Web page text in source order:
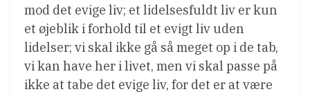
mod det evige liv; et lidelsesfuldt liv er kun
et øjeblik i forhold til et evigt liv uden
lidelser; vi skal ikke gå så meget op i de tab,
vi kan have her i livet, men vi skal passe på
ikke at tabe det evige liv, for det er at være